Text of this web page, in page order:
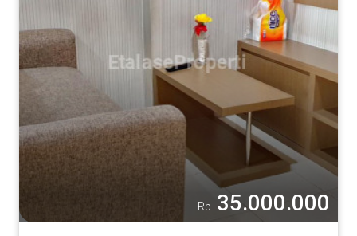
Rp 35.000.000